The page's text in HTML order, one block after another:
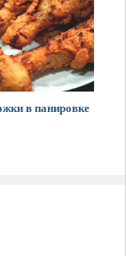
в панировке